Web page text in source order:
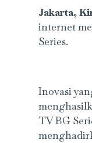
Jakarta,
internet
Series.
Inovasi
TV BG